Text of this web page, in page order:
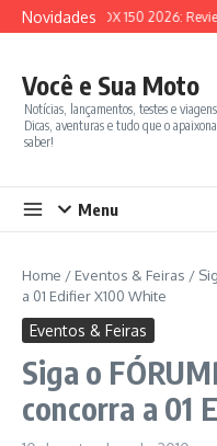
Ir para o conteúdo
NovidadesSYM ADX 150 2026:
Você e Sua Moto
Notícias, lançamentos, testes e
Dicas, aventuras e tudo que o
saber!
Menu
Home / Eventos & Feiras /
a 01 Edifier X100 White
Eventos & Feiras
Siga o
concorra a 01